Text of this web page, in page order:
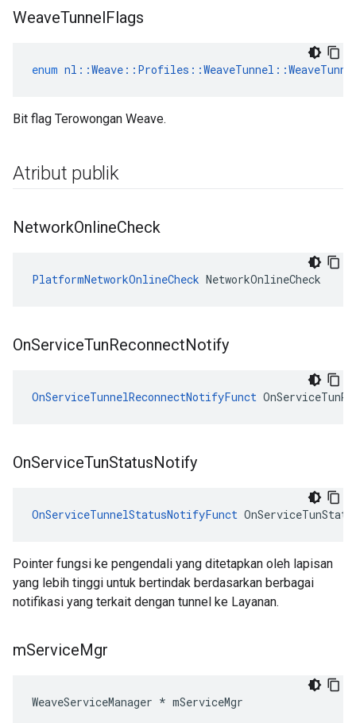
WeaveTunnelFlags
enum nl ::Weave :: Profiles ::WeaveTunnel ::
Bit flag Terowongan Weave.
Atribut publik
NetworkOnlineCheck
PlatformNetworkOnlineCheck NetworkOnlineCheck
OnServiceTunReconnectNotify
OnServiceTunnelReconnectNotifyFunct
OnServiceTunStatusNotify
OnServiceTunnelStatusNotifyFunct
Pointer fungsi ke pengendali yang ditetapkan oleh lapisan
yang lebih tinggi untuk bertindak berdasarkan berbagai
notifikasi yang terkait dengan tunnel ke Layanan.
mServiceMgr
WeaveServiceManager * mServiceMgr